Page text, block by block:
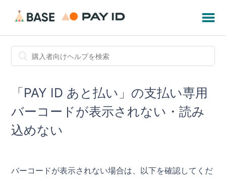
「PAY ID あと払い」の支払い専用
バーコードが表示されない・読み
込めない
バーコードが表示されない場合は、以下を確認してくだ